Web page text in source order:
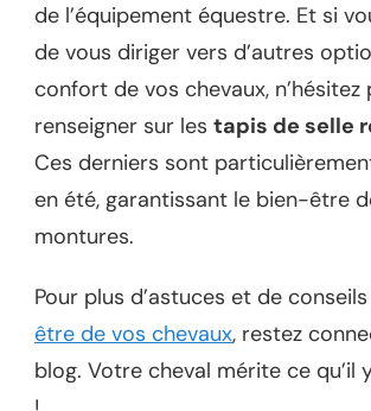
de l’équipement équestre. Et si
de vous diriger vers d’autres
confort de vos chevaux, n’hésitez
renseigner sur les tapis de selle
Ces derniers sont
en été, garantissant le bien-être
montures.
Pour plus d’astuces et de
être de vos chevaux, restez
blog. Votre cheval mérite ce qu’il